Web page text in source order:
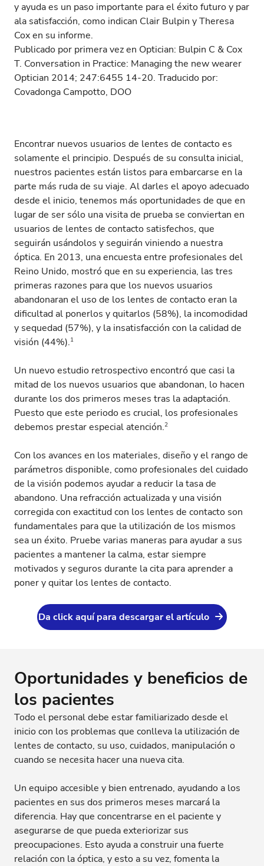
y ayuda es un paso importante para el éxito futuro y par
ala satisfacción, como indican Clair Bulpin y Theresa
Cox en su informe.
Publicado por primera vez en Optician: Bulpin C & Cox
T. Conversation in Practice: Managing the new wearer
Optician 2014; 247:6455 14-20. Traducido por:
Covadonga Campotto, DOO
Encontrar nuevos usuarios de lentes de contacto es
solamente el principio. Después de su consulta inicial,
nuestros pacientes están listos para embarcarse en la
parte más ruda de su viaje. Al darles el apoyo adecuado
desde el inicio, tenemos más oportunidades de que en
lugar de ser sólo una visita de prueba se conviertan en
usuarios de lentes de contacto satisfechos, que
seguirán usándolos y seguirán viniendo a nuestra
óptica. En 2013, una encuesta entre profesionales del
Reino Unido, mostró que en su experiencia, las tres
primeras razones para que los nuevos usuarios
abandonaran el uso de los lentes de contacto eran la
dificultad al ponerlos y quitarlos (58%), la incomodidad
y sequedad (57%), y la insatisfacción con la calidad de
visión (44%).1
Un nuevo estudio retrospectivo encontró que casi la
mitad de los nuevos usuarios que abandonan, lo hacen
durante los dos primeros meses tras la adaptación.
Puesto que este periodo es crucial, los profesionales
debemos prestar especial atención.2
Con los avances en los materiales, diseño y el rango de
parámetros disponible, como profesionales del cuidado
de la visión podemos ayudar a reducir la tasa de
abandono. Una refracción actualizada y una visión
corregida con exactitud con los lentes de contacto son
fundamentales para que la utilización de los mismos
sea un éxito. Pruebe varias maneras para ayudar a sus
pacientes a mantener la calma, estar siempre
motivados y seguros durante la cita para aprender a
poner y quitar los lentes de contacto.
Da click aquí para descargar el artículo
Oportunidades y beneficios de
los pacientes
Todo el personal debe estar familiarizado desde el
inicio con los problemas que conlleva la utilización de
lentes de contacto, su uso, cuidados, manipulación o
cuando se necesita hacer una nueva cita.
Un equipo accesible y bien entrenado, ayudando a los
pacientes en sus dos primeros meses marcará la
diferencia. Hay que concentrarse en el paciente y
asegurarse de que pueda exteriorizar sus
preocupaciones. Esto ayuda a construir una fuerte
relación con la óptica, y esto a su vez, fomenta la